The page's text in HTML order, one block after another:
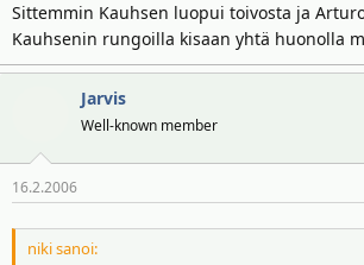
Sittemmin Kauhsen luopui toivosta ja
Kauhsenin rungoilla kisaan yhtä huonolla
Jarvis
Well-known member
16.2.2006
niki sanoi: